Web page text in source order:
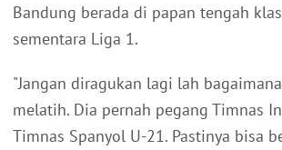
Bandung berada di papan tengah
sementara Liga 1.
"Jangan diragukan lagi lah
melatih. Dia pernah pegang Timnas
Timnas Spanyol U-21. Pastinya bisa